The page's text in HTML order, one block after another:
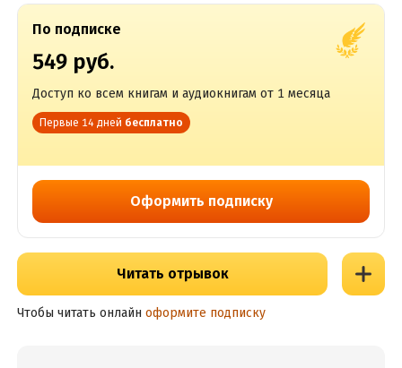
По подписке
549 руб.
Доступ ко всем книгам и аудиокнигам от 1 месяца
Первые 14 дней бесплатно
Оформить подписку
Читать отрывок
Чтобы читать онлайн оформите подписку